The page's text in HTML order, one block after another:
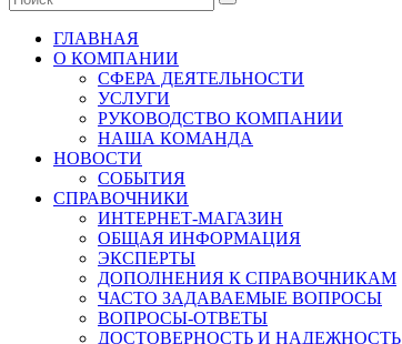
ГЛАВНАЯ
О КОМПАНИИ
СФЕРА ДЕЯТЕЛЬНОСТИ
УСЛУГИ
РУКОВОДСТВО КОМПАНИИ
НАША КОМАНДА
НОВОСТИ
СОБЫТИЯ
СПРАВОЧНИКИ
ИНТЕРНЕТ-МАГАЗИН
ОБЩАЯ ИНФОРМАЦИЯ
ЭКСПЕРТЫ
ДОПОЛНЕНИЯ К СПРАВОЧНИКАМ
ЧАСТО ЗАДАВАЕМЫЕ ВОПРОСЫ
ВОПРОСЫ-ОТВЕТЫ
ДОСТОВЕРНОСТЬ И НАДЕЖНОСТЬ